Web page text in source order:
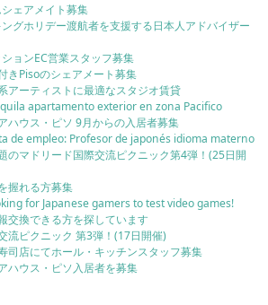
ェアメイト募集
グホリデー渡航者を支援する日本人アドバイザー
ョンEC営業スタッフ募集
きPisoのシェアメート募集
アーティストに最適なスタジオ賃貸
apartamento exterior en zona Pacifico
ハウス・ピソ 9月からの入居者募集
de empleo: Profesor de japonés idioma materno
のマドリード国際交流ピクニック第4弾！(25日開
握れる方募集
for Japanese gamers to test video games!
交換できる方を探しています
流ピクニック 第3弾！(17日開催)
司店にてホール・キッチンスタッフ募集
ハウス・ピソ入居者を募集